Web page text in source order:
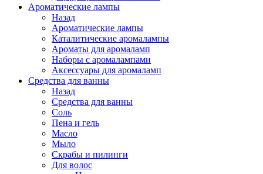
Ароматические лампы
Назад
Ароматические лампы
Каталитические аромалампы
Ароматы для аромаламп
Наборы с аромалампами
Аксессуары для аромаламп
Средства для ванны
Назад
Средства для ванны
Соль
Пена и гель
Масло
Мыло
Скрабы и пилинги
Для волос